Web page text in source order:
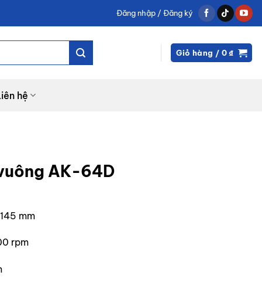
Đăng nhập / Đăng ký
Giỏ hàng / 0 ₫
hệ
AK-64D
mm
rpm